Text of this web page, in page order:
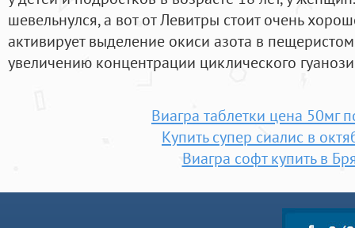
шевельнулся, а вот от Левитры стоит очень
активирует выделение окиси азота в
увеличению концентрации циклического
Виагра таблетки цена 50мг
Купить супер сиалис в
Виагра софт купить в